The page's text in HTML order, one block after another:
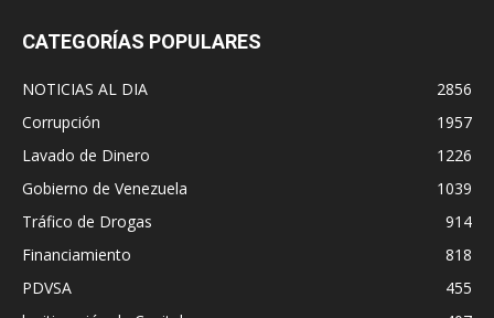
CATEGORÍAS POPULARES
NOTICIAS AL DIA
2856
Corrupción
1957
Lavado de Dinero
1226
Gobierno de Venezuela
1039
Tráfico de Drogas
914
Financiamiento
818
PDVSA
455